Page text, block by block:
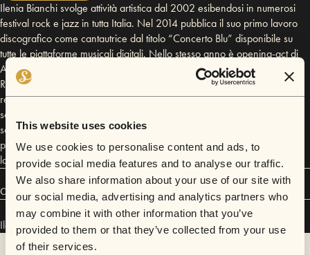
This website uses cookies
We use cookies to personalise content and ads, to
provide social media features and to analyse our traffic.
We also share information about your use of our site with
our social media, advertising and analytics partners who
may combine it with other information that you’ve
provided to them or that they’ve collected from your use
of their services.
Ilenia Bianchi svolge attività artistica dal 2002 esibendosi in numerosi
festival rock e jazz in tutta Italia. Nel 2014 pubblica il suo primo lavoro
discografico come cantautrice dal titolo “Concerto Blu” disponibile su
tutte le piattaforme musicali digitali. Nello stesso anno è opening-act di
Alex Britti. Nel 2017 ha dato la sua voce per il cortometraggio “Killer in
Red” di Paolo Sorrentino. Nello stesso anno collabora sempre per il
regista Paolo Sorrentino come cantante e co-autrice della colonna
sonora del film “Loro” in uscita nel 2018. Attualmente impegnata nella
scrittura di nuovi brani in collaborazione con il cantautore Cigno, che la
portano a suonare in giro per tutta la penisola per promuovere i nuovi
lavori.
Connect
Ilenia Bianchi has performed inSofarUdine.